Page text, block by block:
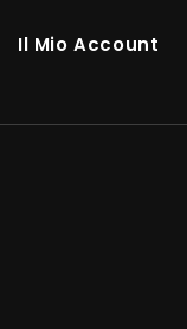
Il Mio Account